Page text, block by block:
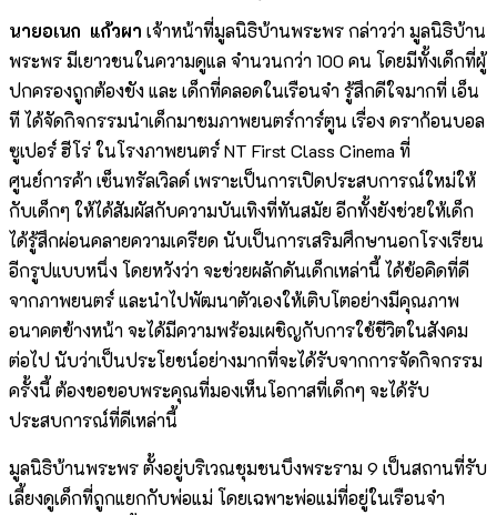
นายอเนก แก้วผา เจ้าหน้าที่มูลนิธิบ้านพระพร กล่าวว่า มูลนิธิบ้าน
พระพร มีเยาวชนในความดูแล จำนวนกว่า 100 คน โดยมีทั้งเด็กที่ผู้
ปกครองถูกต้องขัง และ เด็กที่คลอดในเรือนจำ รู้สึกดีใจมากที่ เอ็น
ที ได้จัดกิจกรรมนำเด็กมาชมภาพยนตร์การ์ตูน เรื่อง ดราก้อนบอล
ซูเปอร์ ฮีโร่ ในโรงภาพยนตร์ NT First Class Cinema ที่
ศูนย์การค้า เซ็นทรัลเวิลด์ เพราะเป็นการเปิดประสบการณ์ใหม่ให้
กับเด็กๆ ให้ได้สัมผัสกับความบันเทิงที่ทันสมัย อีกทั้งยังช่วยให้เด็ก
ได้รู้สึกผ่อนคลายความเครียด นับเป็นการเสริมศึกษานอกโรงเรียน
อีกรูปแบบหนึ่ง โดยหวังว่า จะช่วยผลักดันเด็กเหล่านี้ ได้ข้อคิดที่ดี
จากภาพยนตร์ และนำไปพัฒนาตัวเองให้เติบโตอย่างมีคุณภาพ
อนาคตข้างหน้า จะได้มีความพร้อมเผชิญกับการใช้ชีวิตในสังคม
ต่อไป นับว่าเป็นประโยชน์อย่างมากที่จะได้รับจากการจัดกิจกรรม
ครั้งนี้ ต้องขอขอบพระคุณที่มองเห็นโอกาสที่เด็กๆ จะได้รับ
ประสบการณ์ที่ดีเหล่านี้
มูลนิธิบ้านพระพร ตั้งอยู่บริเวณชุมชนบึงพระราม 9 เป็นสถานที่รับ
เลี้ยงดูเด็กที่ถูกแยกกับพ่อแม่ โดยเฉพาะพ่อแม่ที่อยู่ในเรือนจำ